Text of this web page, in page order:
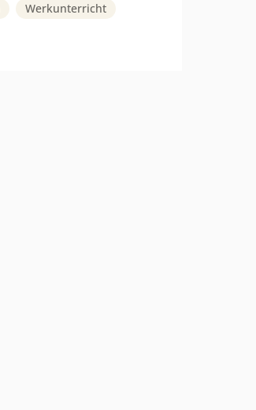
Werkunterricht